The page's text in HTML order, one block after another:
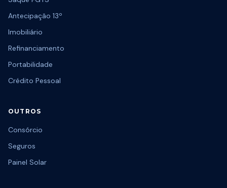
Antecipação 13º
Imobiliário
Refinanciamento
Portabilidade
Crédito Pessoal
OUTROS
Consórcio
Seguros
Painel Solar